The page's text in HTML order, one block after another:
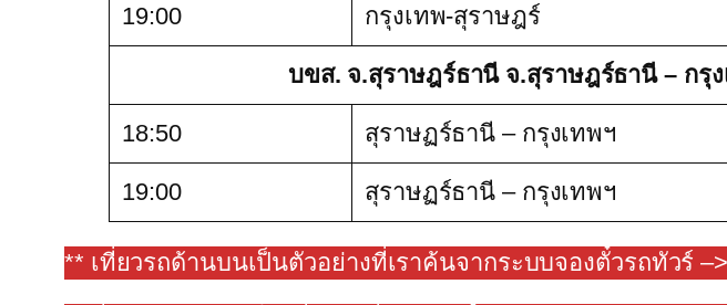
19:00 กรุงเทพ-สุราษฎร์
บขส. จ.สุราษฎร์ธานี จ.สุราษฎร์ธานี – กรุ
18:50 สุราษฏร์ธานี – กรุงเทพฯ
19:00 สุราษฏร์ธานี – กรุงเทพฯ
** เที่ยวรถด้านบนเป็นตัวอย่างที่เราค้นจากระบบจองตั๋วรถทัวร์